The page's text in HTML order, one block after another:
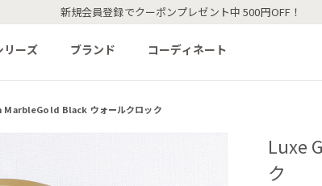
新規会員登録でクーポンプレゼント中 500円OFF！
リーズ ブランド コーディネート
Black ウォールクロック
Luxe
ク